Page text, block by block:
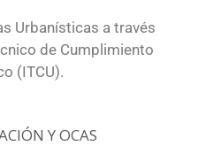
Urbanísticas a través
de Cumplimiento
(ITCU).
Y OCAS